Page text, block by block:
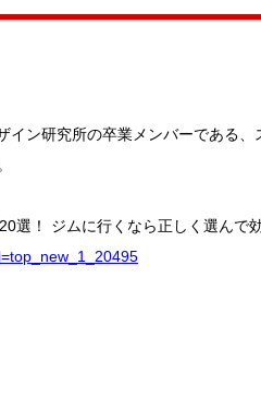
イン研究所の卒業メンバーである
！ ジムに行くなら正しく選んで効